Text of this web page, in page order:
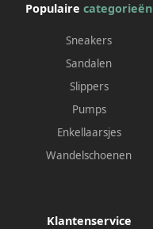
Populaire categorieën
Sneakers
Sandalen
Slippers
Pumps
Enkellaarsjes
Wandelschoenen
Klantenservice